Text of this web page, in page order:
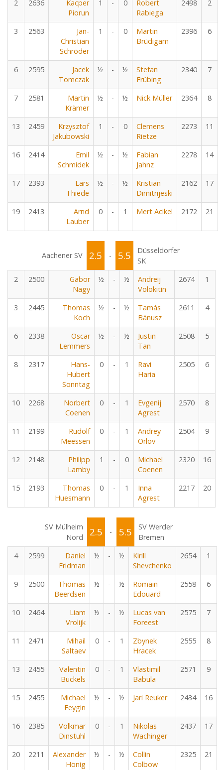
2 2636
Kacper
Piorun
1 - 0
Robert
Rabiega
2498 2
3 2563
Jan-
Christian
Schröder
1 - 0
Martin
Brüdigam
2396 6
6 2595
Jacek
Tomczak
½ - ½
Stefan
Frübing
2340 7
7 2581
Martin
Krämer
½ - ½ Nick Müller 2364 8
13 2459
Krzysztof
Jakubowski
1 - 0
Clemens
Rietze
2273 11
16 2414
Emil
Schmidek
½ - ½
Fabian
Jahnz
2278 14
17 2393
Lars
Thiede
½ - ½
Kristian
Dimitrijeski
2162 17
19 2413
Arnd
Lauber
0 - 1 Mert Acikel 2172 21
Aachener SV 2.5 - 5.5
Düsseldorfer
SK
2
2500
Gabor
Nagy
½ - ½
Andreij
Volokitin
2674 1
3 2445
Thomas
Koch
½ - ½
Tamás
Bánusz
2611 4
6 2338
Oscar
Lemmers
½ - ½
Justin
Tan
2508 5
8 2317
Hans-
Hubert
Sonntag
0 - 1
Ravi
Haria
2505 6
10 2268
Norbert
Coenen
0 - 1
Evgenij
Agrest
2570 8
11 2199
Rudolf
Meessen
0 - 1
Andrey
Orlov
2504 9
12 2148
Philipp
Lamby
1 - 0
Michael
Coenen
2320 16
15 2193
Thomas
Huesmann
0 - 1
Inna
Agrest
2217 20
SV Mülheim
Nord
2.5 - 5.5
SV Werder
Bremen
4
2599
Daniel
Fridman
½ - ½
Kirill
Shevchenko
2654 1
9 2500
Thomas
Beerdsen
½ - ½
Romain
Edouard
2558 6
10 2464
Liam
Vrolijk
½ - ½
Lucas van
Foreest
2575 7
11 2471
Mihail
Saltaev
0 - 1
Zbynek
Hracek
2555 8
13 2455
Valentin
Buckels
0 - 1
Vlastimil
Babula
2571 9
15 2455
Michael
Feygin
½ - ½ Jari Reuker 2434 16
16 2385
Volkmar
Dinstuhl
0 - 1
Nikolas
Wachinger
2437 17
20 2211
Alexander
Hönig
½ - ½
Collin
Colbow
2325 21